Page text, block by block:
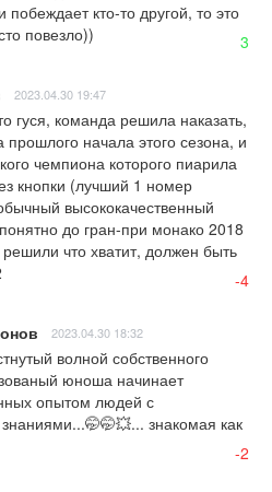
побеждает кто-то другой, то это
повезло))
3
2023.04.30 19:47
гуся, команда решила наказать,
прошлого начала этого сезона, и
чемпиона которого пиарила
кнопки (лучший 1 номер
высококачественный
до гран-при монако 2018
что хватит, должен быть
-4
2023.04.30 18:32
волной собственного
юноша начинает
опытом людей с
знакомая как
-2